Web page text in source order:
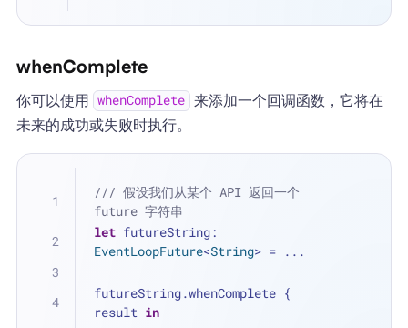
whenComplete
你可以使用 whenComplete 来添加一个回调函数，它将在
未来的成功或失败时执行。
/// 假设我们从某个 API 返回一个
future 字符串
let
EventLoopFuture<String> = ...
futureString.whenComplete {
result in